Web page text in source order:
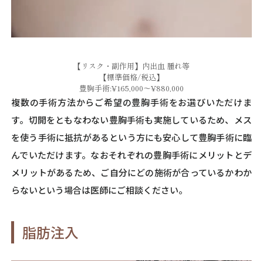
【リスク・副作用】内出血 腫れ等
【標準価格/税込】
豊胸手術:¥165,000～¥880,000
複数の手術方法からご希望の豊胸手術をお選びいただけま
す。切開をともなわない豊胸手術も実施しているため、メス
を使う手術に抵抗があるという方にも安心して豊胸手術に臨
んでいただけます。なおそれぞれの豊胸手術にメリットとデ
メリットがあるため、ご自分にどの施術が合っているかわか
らないという場合は医師にご相談ください。
脂肪注入